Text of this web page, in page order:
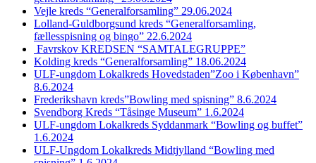
Vejle kreds “Generalforsamling” 29.06.2024
Lolland-Guldborgsund kreds “Generalforsamling,
fællesspisning og bingo” 22.6.2024
Favrskov KREDSEN “SAMTALEGRUPPE”
Kolding kreds “Generalforsamling” 18.06.2024
ULF-ungdom Lokalkreds Hovedstaden”Zoo i København”
8.6.2024
Frederikshavn kreds”Bowling med spisning” 8.6.2024
Svendborg Kreds “Tåsinge Museum” 1.6.2024
ULF-ungdom Lokalkreds Syddanmark “Bowling og buffet”
1.6.2024
ULF-Ungdom Lokalkreds Midtjylland “Bowling med